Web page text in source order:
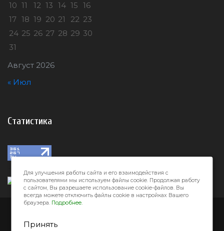
Август 2026
10 11 12 13 14 15 16
17 18 19 20 21 22 23
24 25 26 27 28 29 30
31
« Июл
Статистика
Для улучшения работы сайта и его взаимодействия с
пользователями мы используем файлы cookie. Продолжая работу
с сайтом, Вы разрешаете использование cookie-файлов. Вы
всегда можете отключить файлы cookie в настройках Вашего
браузера. Подробнее.
Принять